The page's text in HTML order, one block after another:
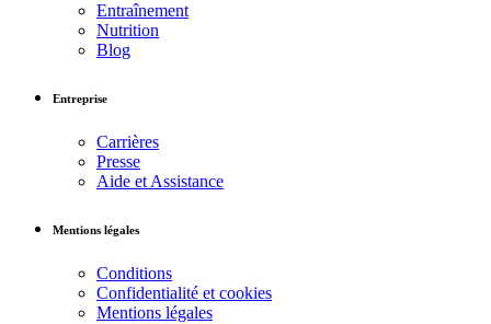
Entraînement
Nutrition
Blog
Entreprise
Carrières
Presse
Aide et Assistance
Mentions légales
Conditions
Confidentialité et cookies
Mentions légales